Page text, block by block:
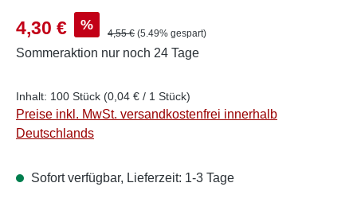
Verkaufspreis:
4,30 € % Regulärer Preis:
4,55 € (5.49% gespart)
Sommeraktion nur noch 24 Tage
Inhalt: 100 Stück (0,04 € / 1 Stück)
Preise inkl. MwSt. versandkostenfrei innerhalb
Deutschlands
Sofort verfügbar, Lieferzeit: 1-3 Tage